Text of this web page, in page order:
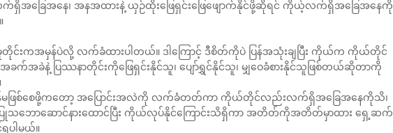
အခြေအနေ၊ အနအထားနဲ့ ယှဉ်ထိုးဖြေရှင်းဖြေဖျောက်နိုင်ဖို့ဆိုရင် ကိုယ့်လက်ရှိအခြေအနေကို
းကအမှန်ပဲလို့ လက်ခံထားပါတယ်။ ဒါကြောင့် ဒီစိတ်ကိုပဲ ပြန်အသုံးချပြီး ကိုယ်က ကိုယ်တိုင်
အခဲနဲ့ ပြဿနာတိုင်းကိုဖြေရှင်းနိုင်သူ၊ ပျော်ရွှင်နိုင်သူ၊ မျှဝေခံစားနိုင်သူဖြစ်တယ်ဆိုတာကို
မဖြစ်စေဖို့ကတော့ အပြောင်းအလဲကို လက်ခံတတ်ကာ ကိုယ်တိုင်လည်းလက်ရှိအခြေအနေကိုသိ၊
သဘောဆောင်နားထောင်ပြီး ကိုယ်လုပ်နိုင်ကြောင်းသိရှိကာ အတိတ်ကိုအတိတ်မှာထား ရှေ့ဆက်
ပါမယ်။